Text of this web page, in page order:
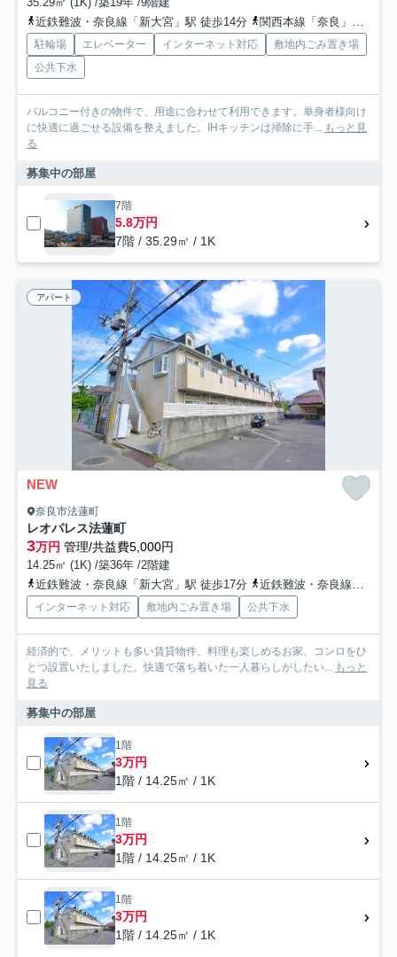
近鉄難波・奈良線「新大宮」駅 徒歩14分
関西本線「奈良」駅 徒歩25分
駐輪場 エレベーター インターネット対応
敷地内ごみ置き場
公共下水
バルコニー付きの物件で、用途に合わせて利用できます。単身者様向け
に快適に過ごせる設備を整えました。IHキッチンは掃除に手... もっと見
る
募集中の部屋
7階
5.8万円
7階 / 35.29㎡ / 1K
アパート
NEW
奈良市法蓮町
レオパレス法蓮町
3万円 管理/共益費5,000円
14.25㎡ (1K) /築36年 /2階建
近鉄難波・奈良線「新大宮」駅 徒歩17分
近鉄難波・奈良線「近鉄奈良」駅 徒歩17分
インターネット対応 敷地内ごみ置き場 公共下水
経済的で、メリットも多い賃貸物件。料理も楽しめるお家、コンロをひ
とつ設置いたしました。快適で落ち着いた一人暮らしがしたい... もっと
見る
募集中の部屋
1階
3万円
1階 / 14.25㎡ / 1K
1階
3万円
1階 / 14.25㎡ / 1K
1階
3万円
1階 / 14.25㎡ / 1K